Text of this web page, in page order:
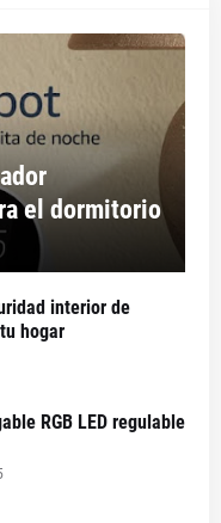
el dormitorio
interior de
hogar
RGB LED regulable